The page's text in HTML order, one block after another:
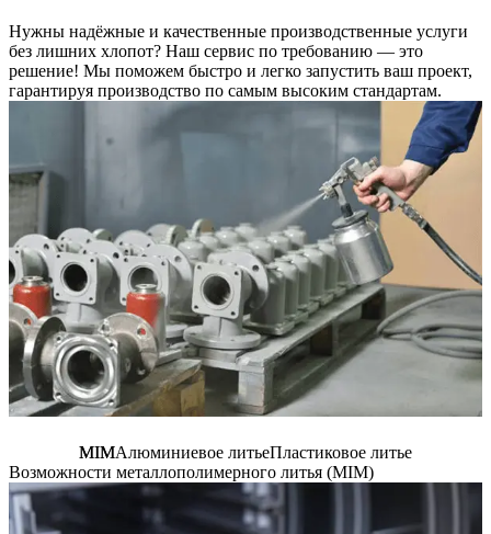
Нужны надёжные и качественные производственные услуги
без лишних хлопот? Наш сервис по требованию — это
решение! Мы поможем быстро и легко запустить ваш проект,
гарантируя производство по самым высоким стандартам.
MIMАлюминиевое литьеПластиковое литье
Возможности металлополимерного литья (MIM)